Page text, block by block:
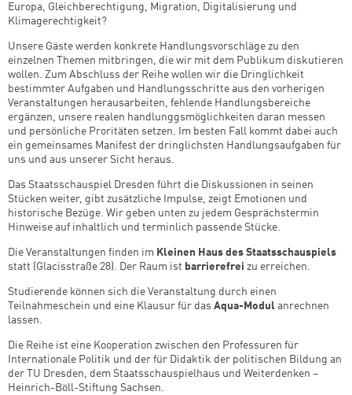
Europa, Gleichberechtigung, Migration, Digitalisierung und
Klimagerechtigkeit?
Unsere Gäste werden konkrete Handlungsvorschläge zu den
einzelnen Themen mitbringen, die wir mit dem Publikum diskutieren
wollen. Zum Abschluss der Reihe wollen wir die Dringlichkeit
bestimmter Aufgaben und Handlungsschritte aus den vorherigen
Veranstaltungen herausarbeiten, fehlende Handlungsbereiche
ergänzen, unsere realen handlunggsmöglichkeiten daran messen
und persönliche Proritäten setzen. Im besten Fall kommt dabei auch
ein gemeinsames Manifest der dringlichsten Handlungsaufgaben für
uns und aus unserer Sicht heraus.
Das Staatsschauspiel Dresden führt die Diskussionen in seinen
Stücken weiter, gibt zusätzliche Impulse, zeigt Emotionen und
historische Bezüge. Wir geben unten zu jedem Gesprächstermin
Hinweise auf inhaltlich und terminlich passende Stücke.
Die Veranstaltungen finden im Kleinen Haus des Staatsschauspiels
statt (Glacisstraße 28). Der Raum ist barrierefrei zu erreichen.
Studierende können sich die Veranstaltung durch einen
Teilnahmeschein und eine Klausur für das Aqua-Modul anrechnen
lassen.
Die Reihe ist eine Kooperation zwischen den Professuren für
Internationale Politik und der für Didaktik der politischen Bildung an
der TU Dresden, dem Staatsschauspielhaus und Weiterdenken –
Heinrich-Böll-Stiftung Sachsen.